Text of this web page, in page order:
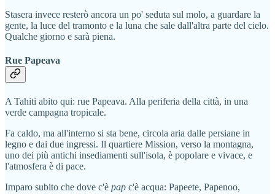
Stasera invece resterò ancora un po' seduta sul molo, a guardare la
gente, la luce del tramonto e la luna che sale dall'altra parte del cielo.
Qualche giorno e sarà piena.
Rue Papeava
A Tahiti abito qui: rue Papeava. Alla periferia della città, in una
verde campagna tropicale.
Fa caldo, ma all'interno si sta bene, circola aria dalle persiane in
legno e dai due ingressi. Il quartiere Mission, verso la montagna,
uno dei più antichi insediamenti sull'isola, è popolare e vivace, e
l'atmosfera è di pace.
Imparo subito che dove c'è pap c'è acqua: Papeete, Papenoo,